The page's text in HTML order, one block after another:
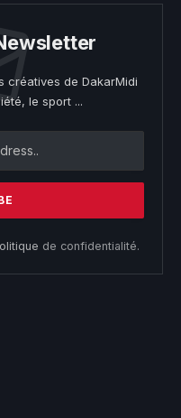
créatives de DakarMidi
le sport ...
de confidentialité.